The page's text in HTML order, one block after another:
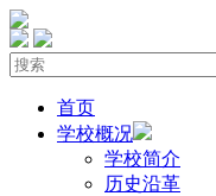
首页
学校概况
学校简介
历史沿革